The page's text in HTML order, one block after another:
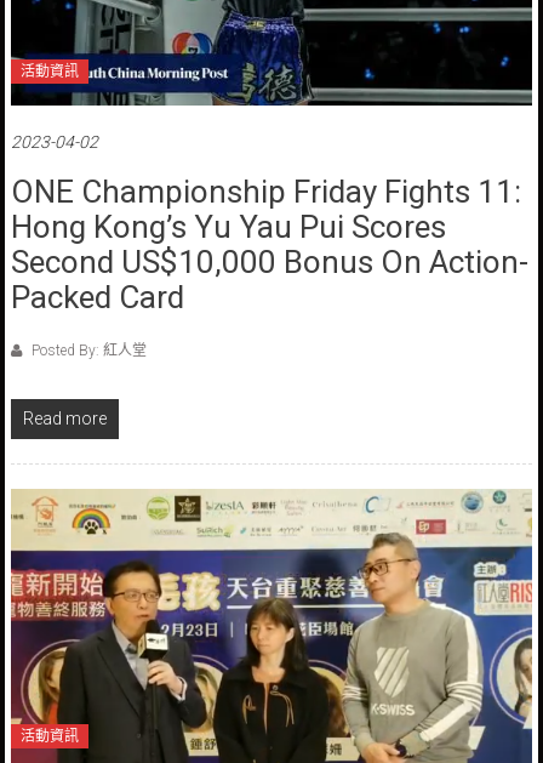
活動資訊
2023-04-02
ONE Championship Friday Fights 11:
Hong Kong’s Yu Yau Pui Scores
Second US$10,000 Bonus On Action-
Packed Card
Posted By: 紅人堂
Read more
活動資訊